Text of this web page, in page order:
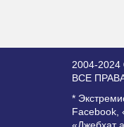
2004-2024
ВСЕ
*
Facebook,
«Джебхат